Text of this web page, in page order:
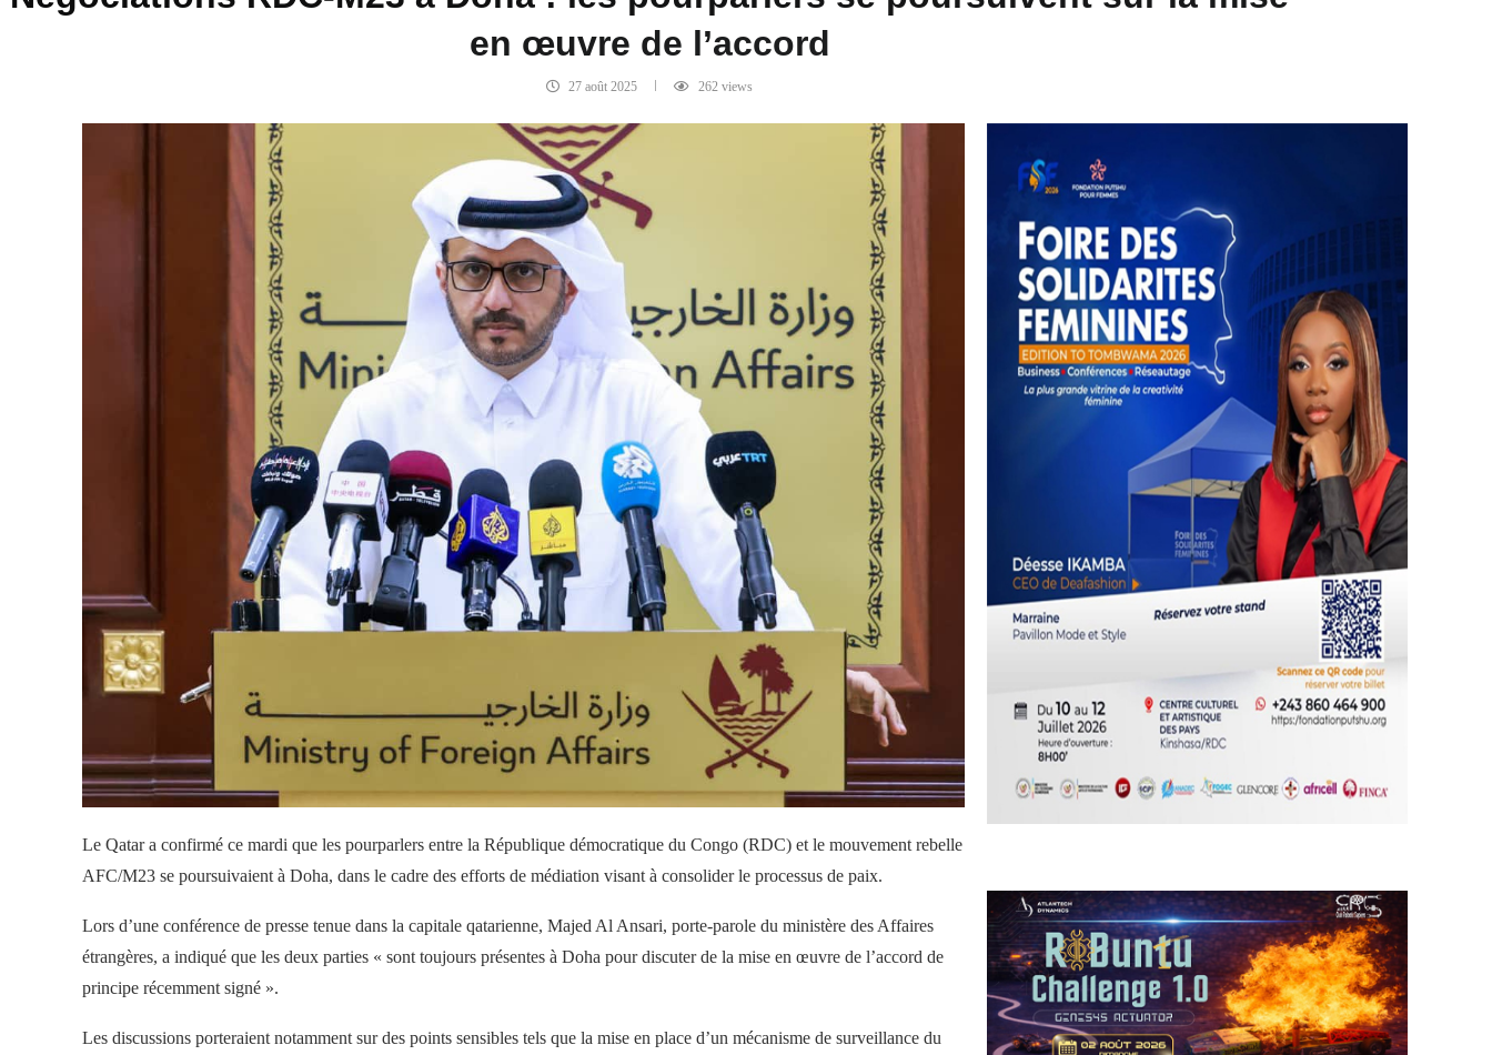
en œuvre de l’accord
27 août 2025 262 views
Le Qatar a confirmé ce mardi que les pourparlers entre la République démocratique du Congo (RDC) et le mouvement rebelle
AFC/M23 se poursuivaient à Doha, dans le cadre des efforts de médiation visant à consolider le processus de paix.
Lors d’une conférence de presse tenue dans la capitale qatarienne, Majed Al Ansari, porte-parole du ministère des Affaires
étrangères, a indiqué que les deux parties « sont toujours présentes à Doha pour discuter de la mise en œuvre de l’accord de
principe récemment signé ».
Les discussions porteraient notamment sur des points sensibles tels que la mise en place d’un mécanisme de surveillance du